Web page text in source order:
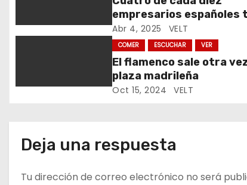
d
r
a
empresarios españoles
que los aranceles frenen
comercio exterior
Abr 4, 2025 VELT
COMER ESCUCHAR VER
El flamenco sale otra
plaza madrileña
Oct 15, 2024 VELT
Deja una respuesta
Tu dirección de correo electrónico no será